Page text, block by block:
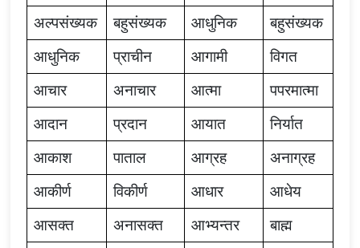
अल्पसंख्यक
बहुसंख्यक आधुनिक
बहुसंख्यक
आधुनिक
प्राचीन आगामी
विगत
आचार
अनाचार आत्मा
पपरमात्मा
आदान
प्रदान आयात
निर्यात
आकाश
पाताल आग्रह
अनाग्रह
आकीर्ण
विकीर्ण आधार
आधेय
आसक्त
अनासक्त आभ्यन्तर
बाह्म